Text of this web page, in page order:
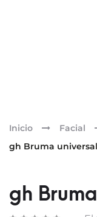
Inicio Facial
gh Bruma universal
gh